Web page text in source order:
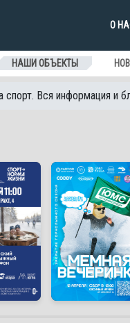
О
НАШИ ОБЪЕКТЫ
спорт. Вся информация и